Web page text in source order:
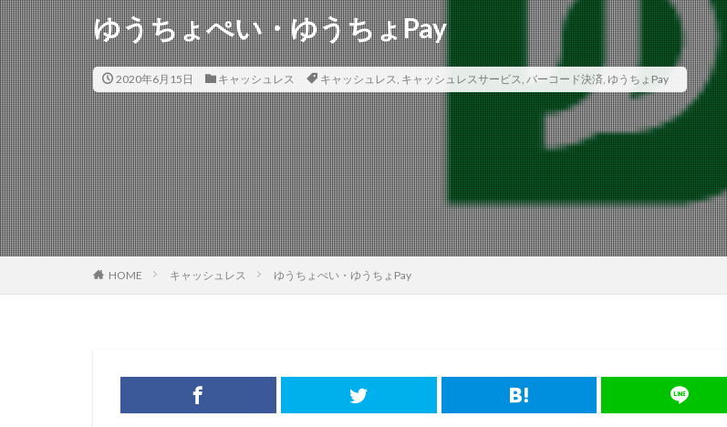
ゆうちょぺい・ゆうちょPay
2020年6月15日 キャッシュレス キャッシュレス, キャッシュレスサービス, バーコード決済, ゆうちょPay
HOME キャッシュレス ゆうちょぺい・ゆうちょPay